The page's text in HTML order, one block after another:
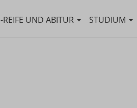
REIFE UND ABITUR STUDIUM